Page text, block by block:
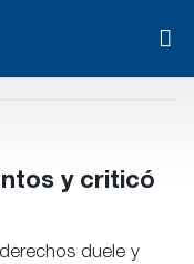
La Justicia
de Teknofood
y criticó
duele y